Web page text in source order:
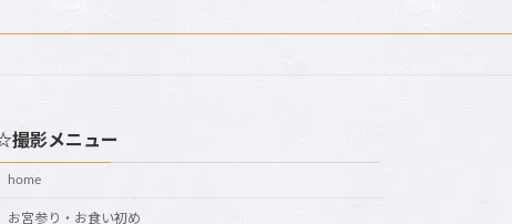
撮影メニュー
home
お宮参り・お食い初め